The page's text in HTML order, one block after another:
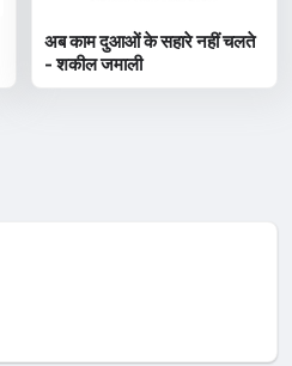
अब काम दुआओं के सहारे नहीं चलते
- शकील जमाली